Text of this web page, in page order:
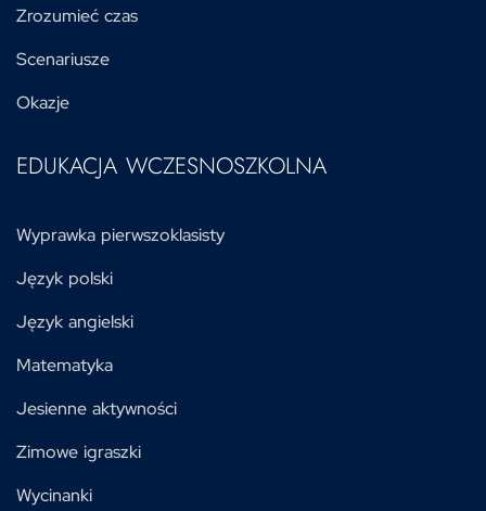
Zrozumieć czas
Scenariusze
Okazje
EDUKACJA WCZESNOSZKOLNA
Wyprawka pierwszoklasisty
Język polski
Język angielski
Matematyka
Jesienne aktywności
Zimowe igraszki
Wycinanki